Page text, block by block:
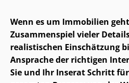
Wenn es um Immobilien
Zusammenspiel vieler
realistischen Einschätzung
Ansprache der richtigen
Sie und Ihr Inserat Schritt